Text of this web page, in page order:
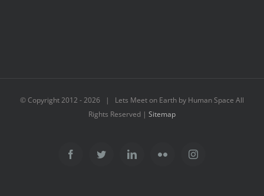
© Copyright 2012 -2026 | Lets Meet on Earth by Human Space All
Rights Reserved | Sitemap
FacebookTwitter LinkedInFlickr Instagram